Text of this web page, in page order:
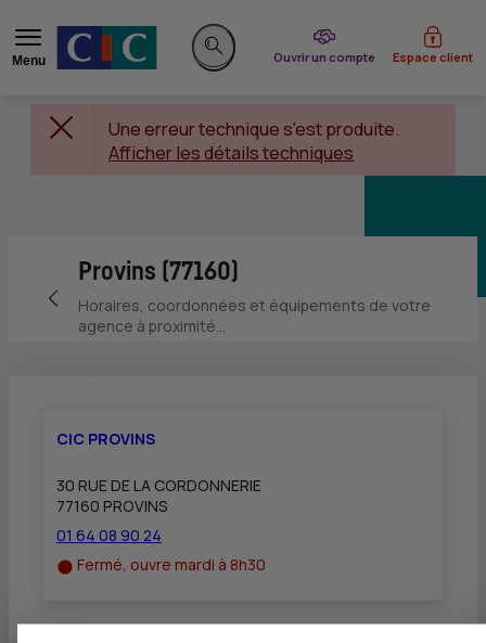
Menu
Rechercher sur le site
Ouvrir un compte
du CIC Espace client
Une erreur technique s'est produite.
Afficher les détails techniques
Retour vers la page précédente
Provins (77160)
Horaires, coordonnées et équipements de votre
agence à proximité...
CIC PROVINS
30 RUE DE LA CORDONNERIE
77160 PROVINS
01 64 08 90 24
Fermé, ouvre mardi à 8h30